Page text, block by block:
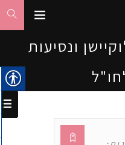
ונסיעות